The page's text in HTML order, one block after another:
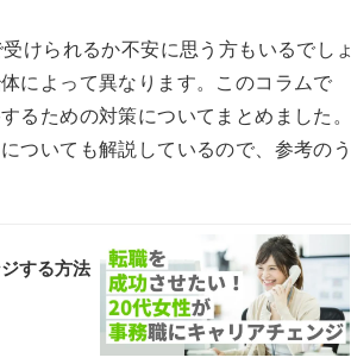
けられるか不安に思う方もいるでしょ
によって異なります。このコラムで
るための対策についてまとめました。
ついても解説しているので、参考のう
する方法